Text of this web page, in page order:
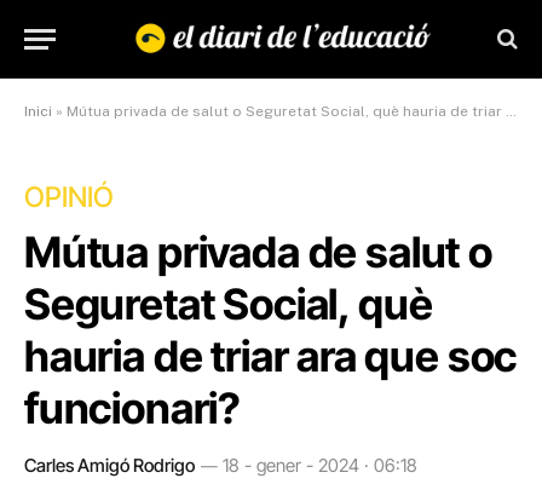
Inici » Mútua privada de salut o Seguretat Social, què hauria de triar ara que soc funcionari?
OPINIÓ
Mútua privada de salut o
Seguretat Social, què
hauria de triar ara que soc
funcionari?
Carles Amigó Rodrigo
18 - gener - 2024 · 06:18